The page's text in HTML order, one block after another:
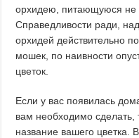
орхидею, питающуюся не
Справедливости ради,
орхидей действительно
мошек, по наивности
цветок.
Если у вас появилась
вам необходимо сделать,
название вашего цветка.